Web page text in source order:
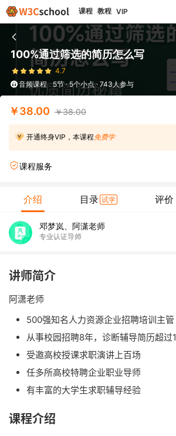
课程 教程 VIP
100%通过筛选的简历怎么写
4.7
音频课程
5节 · 5个小点 · 743人参与
￥38.00 ￥38.00
开通终身VIP，本课程 免费学
课程服务
介绍 目录 试学 评价
邓梦岚、阿潇老师
专业认证导师
讲师简介
阿潇老师
500强知名人力资源企业招聘培训主管
从事校园招聘8年，诊断辅导简历超过
受邀高校授课求职演讲上百场
任多所高校特聘企业职业导师
有丰富的大学生求职辅导经验
课程介绍